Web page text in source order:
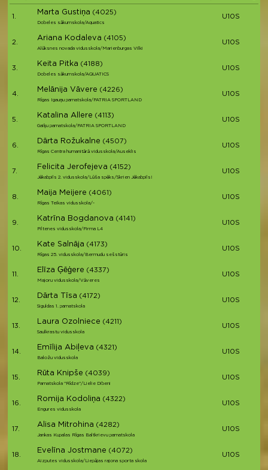
1.
Marta Gustiņa (4025)
Dobeles sākumskola/Aquatics
U10S
2.
Ariana Kodaleva (4105)
Alūksnes novada vidusskola/Marienburgas Vilki
U10S
3.
Keita Pitka (4188)
Dobeles sākumskola/AQUATICS
U10S
4.
Melānija Vāvere (4226)
Rīgas Igauņu pamatskola/PATRIA SPORTLAND
U10S
5.
Katalina Allere (4113)
Gaiķu pamatskola/PATRIA SPORTLAND
U10S
6.
Dārta Rožukalne (4507)
Rīgas Centra humanitārā vidusskola/Auseklis
U10S
7.
Felicita Jerofejeva (4152)
Jēkabpils 2. vidusskola/Lūša spēks/Skrien Jēkabpils!
U10S
8.
Maija Meijere (4061)
Rīgas Teikas vidusskola/-
U10S
9.
Katrīna Bogdanova (4141)
Piltenes vidusskola/Firma L4
U10S
10.
Kate Salnāja (4173)
Rīgas 25. vidusskola/Bermudu sešstūris
U10S
11.
Elīza Ģēģere (4337)
Majoru vidusskola/Vāveres
U10S
12.
Dārta Tīsa (4172)
Siguldas 1. pamatskola
U10S
13.
Laura Ozolniece (4211)
Saulkrastu vidusskola
U10S
14.
Emīlija Abiļeva (4321)
Baložu vidusskola
U10S
15.
Rūta Knipše (4039)
Pamatskola "Rīdze"/Lielie Dibeni
U10S
16.
Romija Kodoliņa (4322)
Engures vidusskola
U10S
17.
Alisa Mitrohina (4282)
Jankas Kupalas Rīgas Baltkrievu pamatskola
U10S
18.
Evelīna Jostmane (4072)
Aizputes vidusskola/Liepājas rajona sporta skola
U10S